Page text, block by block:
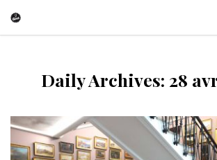
Daily Archives: 28